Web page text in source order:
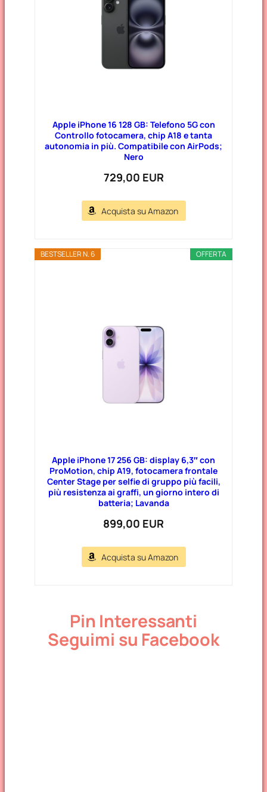
Apple iPhone 16 128 GB: Telefono 5G con
Controllo fotocamera, chip A18 e tanta
autonomia in più. Compatibile con AirPods;
Nero
729,00 EUR
Acquista su Amazon
OFFERTA
BESTSELLER N. 6
Apple iPhone 17 256 GB: display 6,3″ con
ProMotion, chip A19, fotocamera frontale
Center Stage per selfie di gruppo più facili,
più resistenza ai graffi, un giorno intero di
batteria; Lavanda
899,00 EUR
Acquista su Amazon
Pin Interessanti
Seguimi su Facebook